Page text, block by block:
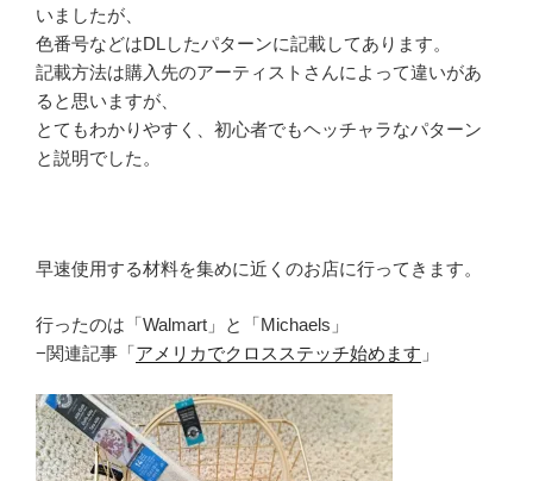
いましたが、
色番号などはDLしたパターンに記載してあります。
記載方法は購入先のアーティストさんによって違いがあ
ると思いますが、
とてもわかりやすく、初心者でもヘッチャラなパターン
と説明でした。
早速使用する材料を集めに近くのお店に行ってきます。
行ったのは「Walmart」と「Michaels」
−関連記事「アメリカでクロスステッチ始めます 」